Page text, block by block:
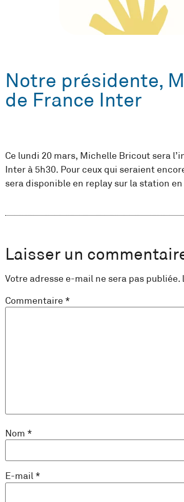
Notre présidente,
de France Inter
Ce lundi 20 mars, Michelle Bricout sera
Inter à 5h30. Pour ceux qui seraient
sera disponible en replay sur la station
Laisser un
Votre adresse e-mail ne sera pas publiée.
Commentaire *
Nom *
E-mail *